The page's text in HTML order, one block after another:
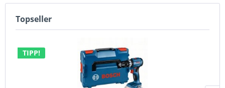
Topseller
TIPP!